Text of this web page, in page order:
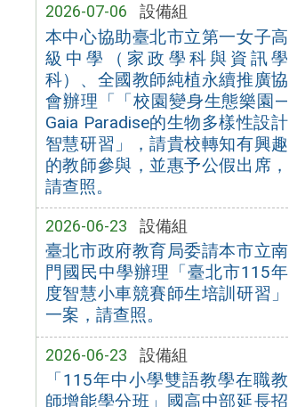
2026-07-06 設備組
本中心協助臺北市立第一女子高
級中學（家政學科與資訊學
科）、全國教師純植永續推廣協
會辦理「「校園變身生態樂園—
Gaia Paradise的生物多樣性設計
智慧研習」，請貴校轉知有興趣
的教師參與，並惠予公假出席，
請查照。
2026-06-23 設備組
臺北市政府教育局委請本市立南
門國民中學辦理「臺北市115年
度智慧小車競賽師生培訓研習」
一案，請查照。
2026-06-23 設備組
「115年中小學雙語教學在職教
師增能學分班」國高中部延長招